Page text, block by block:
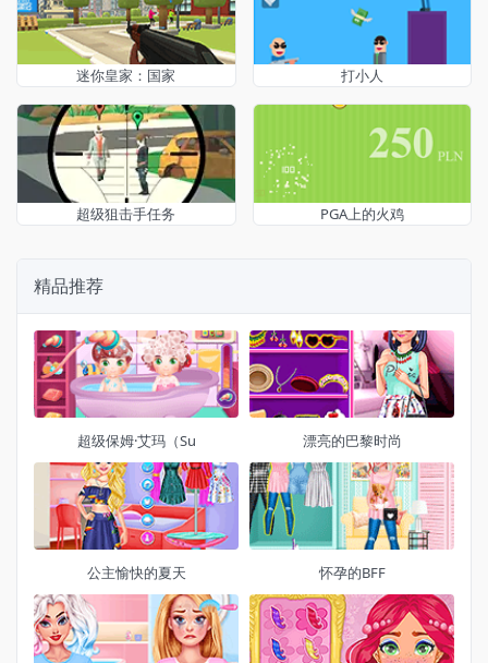
迷你皇家：国家 打小人
超级狙击手任务 PGA上的火鸡
精品推荐
超级保姆·艾玛（Su 漂亮的巴黎时尚
公主愉快的夏天 怀孕的BFF